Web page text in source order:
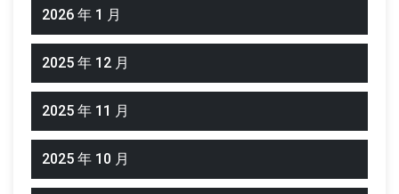
2026 年 1 月
2025 年 12 月
2025 年 11 月
2025 年 10 月